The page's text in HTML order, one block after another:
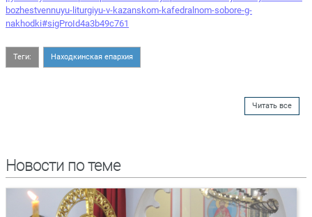
bozhestvennuyu-liturgiyu-v-kazanskom-kafedralnom-sobore-g-
nakhodki#sigProId4a3b49c761
Теги: Находкинская епархия
Читать все
Новости по теме